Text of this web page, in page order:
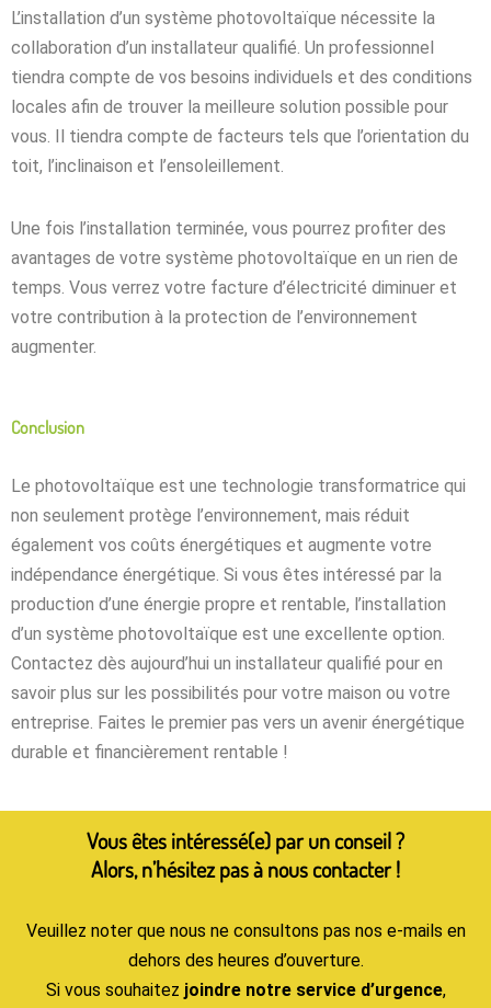
L’installation d’un système photovoltaïque nécessite la
collaboration d’un installateur qualifié. Un professionnel
tiendra compte de vos besoins individuels et des conditions
locales afin de trouver la meilleure solution possible pour
vous. Il tiendra compte de facteurs tels que l’orientation du
toit, l’inclinaison et l’ensoleillement.
Une fois l’installation terminée, vous pourrez profiter des
avantages de votre système photovoltaïque en un rien de
temps. Vous verrez votre facture d’électricité diminuer et
votre contribution à la protection de l’environnement
augmenter.
Conclusion
Le photovoltaïque est une technologie transformatrice qui
non seulement protège l’environnement, mais réduit
également vos coûts énergétiques et augmente votre
indépendance énergétique. Si vous êtes intéressé par la
production d’une énergie propre et rentable, l’installation
d’un système photovoltaïque est une excellente option.
Contactez dès aujourd’hui un installateur qualifié pour en
savoir plus sur les possibilités pour votre maison ou votre
entreprise. Faites le premier pas vers un avenir énergétique
durable et financièrement rentable !
Vous êtes intéressé(e) par un conseil ?
Alors, n’hésitez pas à nous contacter !
Veuillez noter que nous ne consultons pas nos e-mails en
dehors des heures d’ouverture.
Si vous souhaitez joindre notre service d’urgence,